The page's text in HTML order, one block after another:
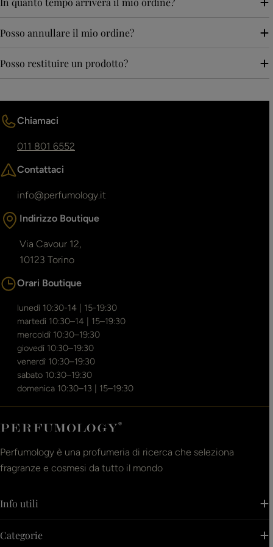
Posso annullare il mio ordine?
Posso restituire un prodotto?
Chiamaci
011 801 6552
Contattaci
info@perfumology.it
Indirizzo Boutique
Via Cavour 12,
10123 Torino
Orari Boutique
lunedì 10:30-14 | 15-19:30
martedì 10:30–14 | 15–19:30
mercoldì 10:30–19:30
giovedì 10:30–19:30
venerdì 10:30–19:30
sabato 10:30–19:30
domenica 10:30–13 | 15–19:30
Perfumology è una profumeria di ricerca che seleziona
fragranze e cosmesi da tutto il mondo
Info utili
Categorie